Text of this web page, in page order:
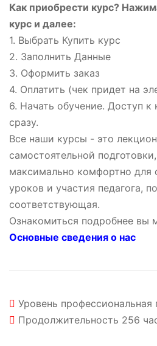
Как приобрести курс?
курс и далее:
1. Выбрать Купить курс
2. Заполнить Данные
3. Оформить заказ
4. Оплатить (чек придет на
6. Начать обучение. Доступ к
сразу.
Все наши курсы - это
самостоятельной
максимально комфортно для
уроков и участия педагога,
соответствующая.
Ознакомиться подробнее вы
Основные сведения о нас
Уровень профессиональная
Продолжительность 256